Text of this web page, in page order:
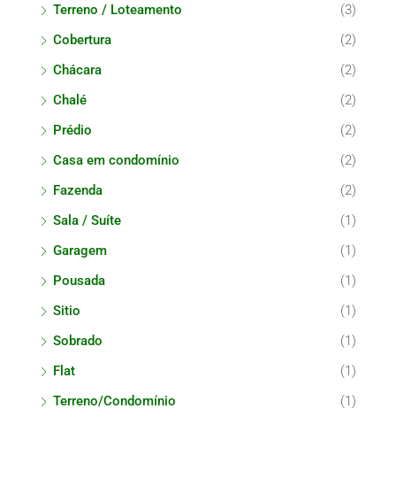
Terreno / Loteamento
(3)
Cobertura
(2)
Chácara
(2)
Chalé
(2)
Prédio
(2)
Casa em condomínio
(2)
Fazenda
(2)
Sala / Suíte
(1)
Garagem
(1)
Pousada
(1)
Sitio
(1)
Sobrado
(1)
Flat
(1)
Terreno/Condomínio
(1)